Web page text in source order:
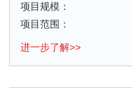
项目规模：
项目范围：
进一步了解>>